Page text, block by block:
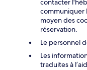
contacter
communiquer
moyen des
réservation.
Le personnel
Les
traduites à